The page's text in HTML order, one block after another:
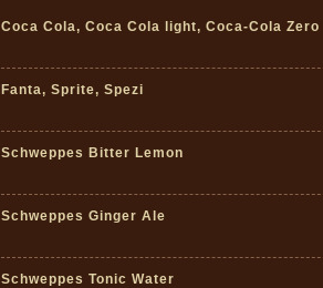
Coca Cola, Coca Cola light, Coca-Cola Zero
Fanta, Sprite, Spezi
Schweppes Bitter Lemon
Schweppes Ginger Ale
Schweppes Tonic Water